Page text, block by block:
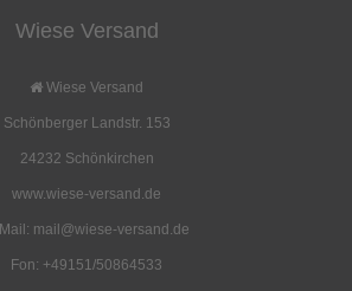
mit RL
Bambusfackel 65cm
( inkl. 19 % MwSt. zzgl.
Wiese Versand
Wiese Versand
Schönberger Landstr. 153
24232 Schönkirchen
www.wiese-versand.de
mail@wiese-versand.de
Fon: +49151/50864533